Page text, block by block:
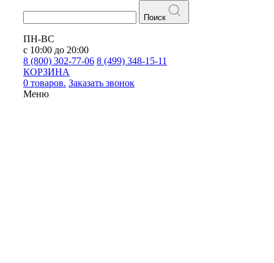
Поиск
ПН-ВС
с 10:00 до 20:00
8 (800) 302-77-06 8 (499) 348-15-11
КОРЗИНА
0 товаров. Заказать звонок
Меню